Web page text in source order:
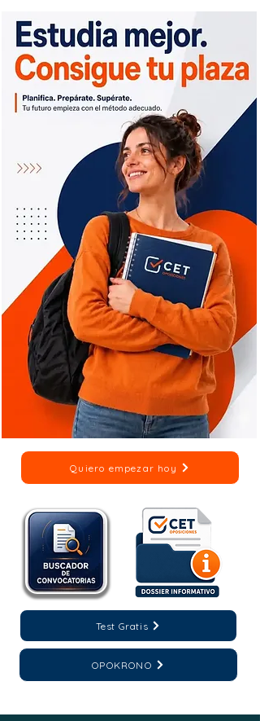
Quiero empezar hoy
Test Gratis
OPOKRONO